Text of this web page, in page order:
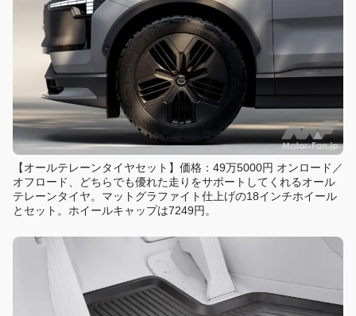
【オールテレーンタイヤセット】価格：49万5000円 オンロード／
オフロード、どちらでも優れた走りをサポートしてくれるオール
テレーンタイヤ。マットグラファイト仕上げの18インチホイール
とセット。ホイールキャップは7249円。